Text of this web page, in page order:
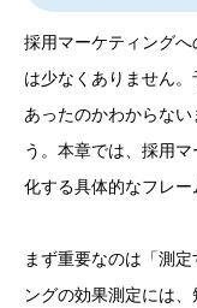
採用マーケティング
は少なくありません
あったのかわからな
う。本章では、採用
化する具体的なフレー
まず重要なのは「測
ングの効果測定には